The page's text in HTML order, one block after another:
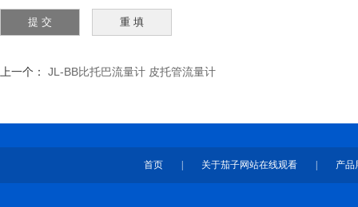
上一个： JL-BB比托巴流量计 皮托管流量计
首页 关于茄子网站在线观看 产品